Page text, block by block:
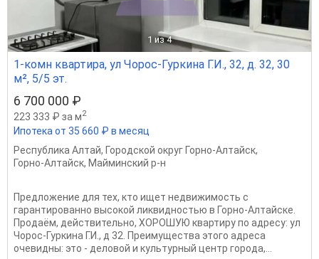
1 из 4
1-комн квартира, ул Чорос-Гуркина Г.И., 32, д. 32, 30
м², 5/5 эт.
6 700 000 ₽
223 333 ₽ за м2
Ипотека от 35 660 ₽ в месяц
Республика Алтай, Городской округ Горно-Алтайск,
Горно-Алтайск, Майминский р-н
Предложение для тех, кто ищет недвижимость с
гарантированно высокой ликвидностью в Горно-Алтайске.
Продаём, действительно, ХОРОШУЮ квартиру по адресу: ул
Чорос-Гуркина Г.И., д 32. Преимущества этого адреса
очевидны: это - деловой и культурный центр города,...